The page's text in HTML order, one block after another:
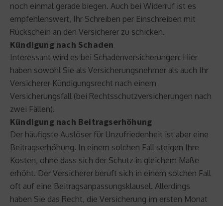
noch einmal gerade biegen. Auch bei Widerruf ist es
empfehlenswert, Ihr Schreiben per Einschreiben mit
Rückschein an den Versicherer zu schicken.
Kündigung nach Schaden
Interessant wird es bei Schadenversicherungen: Hier
haben sowohl Sie als Versicherungsnehmer als auch Ihr
Versicherer Kündigungsrecht nach einem
Versicherungsfall (bei Rechtsschutzversicherungen nach
zwei Fällen).
Kündigung nach Beitragserhöhung
Der häufigste Auslöser für Unzufriedenheit ist aber eine
Beitragserhöhung. In einem solchen Fall steigen Ihre
Kosten, ohne dass sich der Schutz in gleichem Maße
erhöht. Der Versicherer beruft sich in einem solchen Fall
oft auf eine Beitragsanpassungsklausel. Allerdings
haben Sie das Recht, die Versicherung im ersten Monat